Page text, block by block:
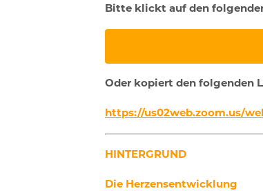
Bitte klickt auf den
Oder kopiert den folgenden
https://us02web.zoom.us/
HINTERGRUND
Die Herzensentwicklung